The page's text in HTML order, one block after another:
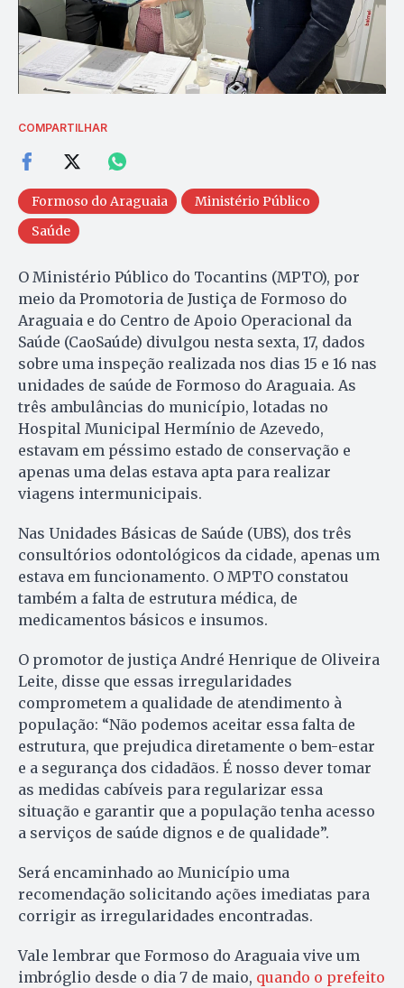
COMPARTILHAR
Formoso do Araguaia
Ministério Público
Saúde
O Ministério Público do Tocantins (MPTO), por
meio da Promotoria de Justiça de Formoso do
Araguaia e do Centro de Apoio Operacional da
Saúde (CaoSaúde) divulgou nesta sexta, 17, dados
sobre uma inspeção realizada nos dias 15 e 16 nas
unidades de saúde de Formoso do Araguaia. As
três ambulâncias do município, lotadas no
Hospital Municipal Hermínio de Azevedo,
estavam em péssimo estado de conservação e
apenas uma delas estava apta para realizar
viagens intermunicipais.
Nas Unidades Básicas de Saúde (UBS), dos três
consultórios odontológicos da cidade, apenas um
estava em funcionamento. O MPTO constatou
também a falta de estrutura médica, de
medicamentos básicos e insumos.
O promotor de justiça André Henrique de Oliveira
Leite, disse que essas irregularidades
comprometem a qualidade de atendimento à
população: “Não podemos aceitar essa falta de
estrutura, que prejudica diretamente o bem-estar
e a segurança dos cidadãos. É nosso dever tomar
as medidas cabíveis para regularizar essa
situação e garantir que a população tenha acesso
a serviços de saúde dignos e de qualidade”.
Será encaminhado ao Município uma
recomendação solicitando ações imediatas para
corrigir as irregularidades encontradas.
Vale lembrar que Formoso do Araguaia vive um
imbróglio desde o dia 7 de maio, quando o prefeito